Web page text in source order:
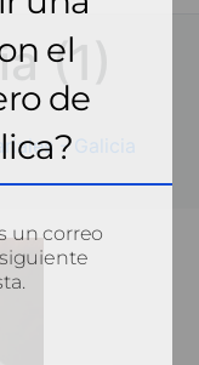
(1)
- Galicia
el
de
un correo